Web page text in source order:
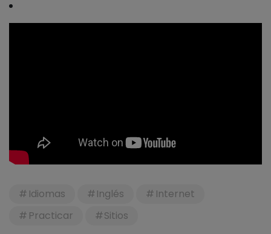
Idiomas Inglés
Internet
Practicar
Sitios